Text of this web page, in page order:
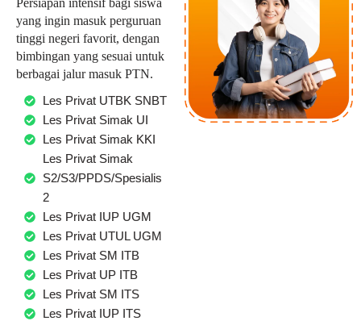
yang ingin masuk perguruan
tinggi negeri favorit, dengan
bimbingan yang sesuai untuk
berbagai jalur masuk PTN.
Les Privat UTBK SNBT
Les Privat Simak UI
Les Privat Simak KKI
Les Privat Simak
S2/S3/PPDS/Spesialis
2
Les Privat IUP UGM
Les Privat UTUL UGM
Les Privat SM ITB
Les Privat UP ITB
Les Privat SM ITS
Les Privat IUP ITS